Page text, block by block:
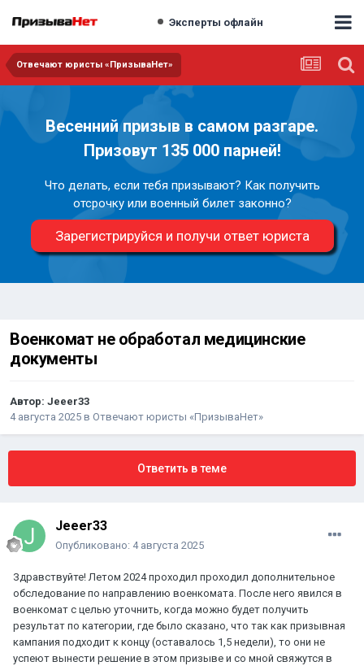
Эксперты офлайн
Отвечают юристы «ПризываНет»
Весенний призыв в самом разгаре.
Призовут 135 000 парней!
Что делать, если тебя призывают? Как получить
отсрочку или военный билет законно?
Зарегистрируйся и получи ответ юриста
Военкомат не обработал медицинские
документы
Автор: Jeeer33
4 августа 2025 в Отвечают юристы «ПризываНет»
Ответить в теме
Jeeer33
Опубликовано: 4 августа 2025
Здравствуйте! Летом 2024 проходил проходил дополнительное
обследование по направлению военкомата. После него явился в
военкомат с целью уточнить, когда можно будет получить
результат по категории, где было сказано, что так как призывная
кампания подходит к концу (оставалось 1,5 недели), то они не
успеют вынести решение в этом призыве и со мной свяжутся в